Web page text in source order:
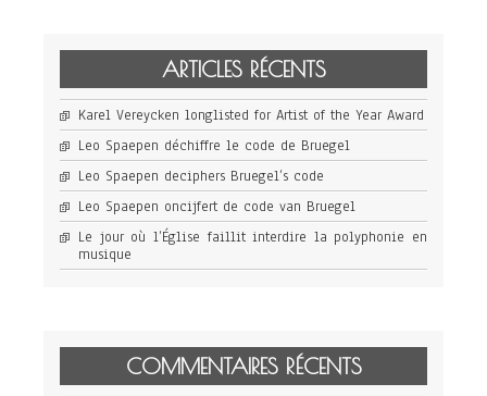
ARTICLES RÉCENTS
Karel Vereycken longlisted for Artist of the Year Award
Leo Spaepen déchiffre le code de Bruegel
Leo Spaepen deciphers Bruegel’s code
Leo Spaepen oncijfert de code van Bruegel
Le jour où l’Église faillit interdire la polyphonie en
musique
COMMENTAIRES RÉCENTS